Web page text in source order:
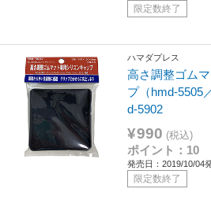
限定数終了
ハマダプレス
高さ調整ゴム
プ（hmd-5505
d-5902
¥990 (税込)
ポイント：10
発売日：2019/10/04
限定数終了